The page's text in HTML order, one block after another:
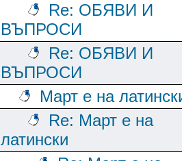
Re: ОБЯВИ И
ВЪПРОСИ
Re: ОБЯВИ И
ВЪПРОСИ
Март е на
Re: Март е на
латински